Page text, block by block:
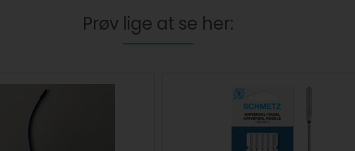
Prøv lige at se her: